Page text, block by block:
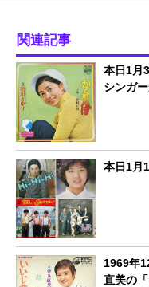
関連記事
本日1月
シンガ
本日1月
1969年
直美の